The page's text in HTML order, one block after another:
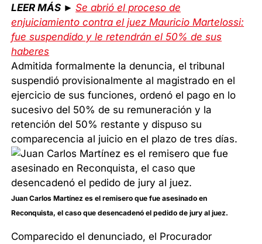
LEER MÁS ►Se abrió el proceso de
enjuiciamiento contra el juez Mauricio Martelossi:
fue suspendido y le retendrán el 50% de sus
haberes
Admitida formalmente la denuncia, el tribunal
suspendió provisionalmente al magistrado en el
ejercicio de sus funciones, ordenó el pago en lo
sucesivo del 50% de su remuneración y la
retención del 50% restante y dispuso su
comparecencia al juicio en el plazo de tres días.
Juan Carlos Martínez es el remisero que fue asesinado en
Reconquista, el caso que desencadenó el pedido de jury al juez.
Comparecido el denunciado, el Procurador